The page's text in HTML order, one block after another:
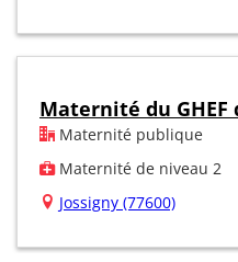
Maternité du
Maternité publique
Maternité de niveau 2
Jossigny (77600)